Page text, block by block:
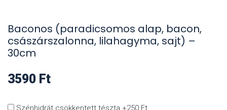
Baconos (paradicsomos alap, bacon,
császárszalonna, lilahagyma, sajt) –
30cm
3590 Ft
Szénhidrát csökkentett tészta +250 Ft